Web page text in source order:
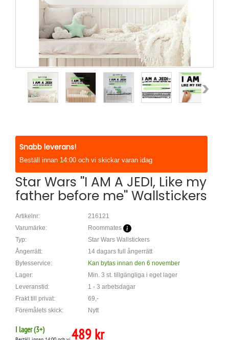
Snabb leverans!
Beställ innan 14:00 och vi skickar varan idag
Star Wars ''I AM A JEDI, Like my
father before me'' Wallstickers
Artikelnr:
216121
Varumärke:
Roommates
Typ:
Star Wars Wallstickers
Ångerrätt:
14 dagars full ångerrätt
Bytesservice:
Kan bytas innan den 6 november
Lager:
Min. 3 st. tillgängliga i eget lager
Leveranstid:
1 - 3 arbetsdagar
Frakt till privat:
69,-
Föremålets skick:
Nytt
I lager (3+) 489 kr